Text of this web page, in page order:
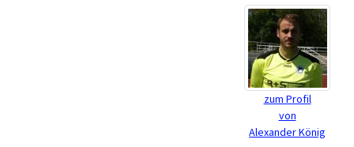
zum Profil
von
Alexander König